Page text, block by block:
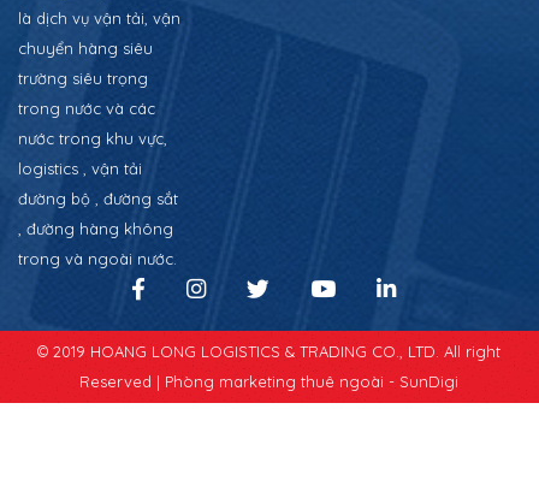
là dịch vụ vận tải, vận
chuyển hàng siêu
trường siêu trọng
trong nước và các
nước trong khu vực,
logistics , vận tải
đường bộ , đường sắt
, đường hàng không
trong và ngoài nước.
© 2019 HOANG LONG LOGISTICS & TRADING CO., LTD. All right
Reserved | Phòng marketing thuê ngoài - SunDigi